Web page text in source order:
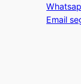
Email